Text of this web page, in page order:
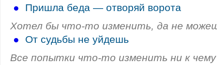
●
Пришла беда — отворяй ворота
Хотел бы что-то изменить, да не
●
От судьбы не уйдешь
Все попытки что-то изменить ни к